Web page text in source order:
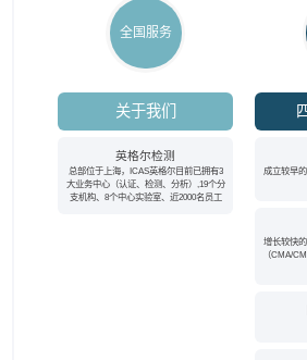
全国服务
关于我们
英格尔检测
总部位于上海，ICAS英格尔目前已拥有3
大业务中心（认证、检测、分析）,19个分
支机构、8个中心实验室、近2000名员工
成立较早
增长较快
（CMA/